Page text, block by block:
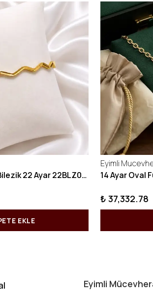
10 GRAM Zikzak Bilezik 22 Ayar 22BLZ004
EKLE
Eyimli
₺ 37,332.78
Eyimli